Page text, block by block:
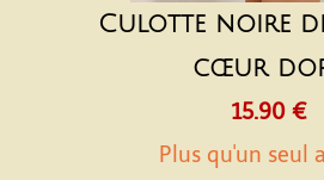
Culotte noire
cœur
15.90 €
Plus qu'un seul